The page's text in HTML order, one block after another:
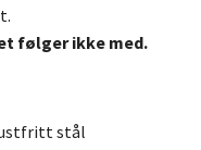
følger ikke med.
stål